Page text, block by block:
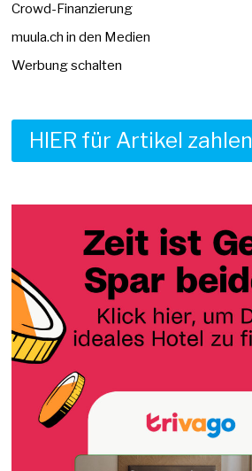
Crowd-Finanzierung
muula.ch in den Medien
Werbung schalten
HIER für Artikel zahlen